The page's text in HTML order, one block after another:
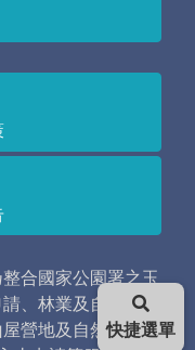
合國家公園署之玉
、林業及自然保育
營地及自然保護快捷選單